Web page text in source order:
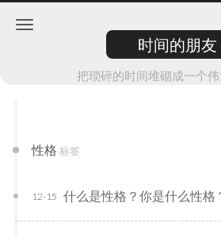
时间的朋友
把琐碎的时间堆砌成一个伟
性格 标签
什么是性格？你是什么性格
12-15